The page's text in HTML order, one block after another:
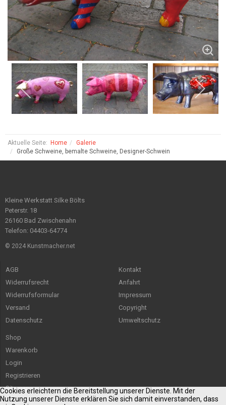
Aktuelle Seite: Home
Galerie
Große Schweine, bemalte Schweine, Designer-Schwein
Kleine Werkstatt Silke Bölts
Peterstr. 18
26160 Bad Zwischenahn
Telefon: 04403-64774
© 2024 Kunstmacher.net
AGB
Widerrufsrecht
Widerrufsformular
Versand
Datenschutz
Kontakt
Anfahrt
Impressum
Copyright
Umweltschutz
Shop
Warenkorb
Login
Registrieren
Sitemap
Cookies erleichtern die Bereitstellung unserer Dienste. Mit der
Nutzung unserer Dienste erklären Sie sich damit einverstanden, dass